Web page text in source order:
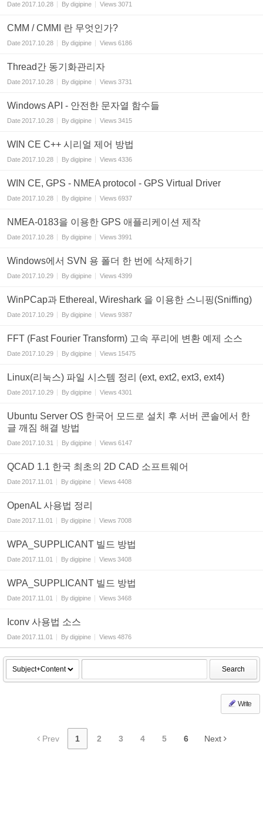
Date2017.10.28 Bydigipine Views 3071
CMM / CMMI 란 무엇인가?
Date2017.10.28 Bydigipine Views 6186
Thread간 동기화관리자
Date2017.10.28 Bydigipine Views 3731
Windows API - 안전한 문자열 함수들
Date2017.10.28 Bydigipine Views 3415
WIN CE C++ 시리얼 제어 방법
Date2017.10.28 Bydigipine Views 4336
WIN CE, GPS - NMEA protocol - GPS Virtual Driver
Date2017.10.28 Bydigipine Views 6937
NMEA-0183을 이용한 GPS 애플리케이션 제작
Date2017.10.28 Bydigipine Views 3991
Windows에서 SVN 용 폴더 한 번에 삭제하기
Date2017.10.29 Bydigipine Views 4399
WinPCap과 Ethereal, Wireshark 을 이용한 스니핑(Sniffing)
Date2017.10.29 Bydigipine Views 9387
FFT (Fast Fourier Transform) 고속 푸리에 변환 예제 소스
Date2017.10.29 Bydigipine Views 15475
Linux(리눅스) 파일 시스템 정리 (ext, ext2, ext3, ext4)
Date2017.10.29 Bydigipine Views 4301
Ubuntu Server OS 한국어 모드로 설치 후 서버 콘솔에서 한
글 깨짐 해결 방법
Date2017.10.31 Bydigipine Views 6147
QCAD 1.1 한국 최초의 2D CAD 소프트웨어
Date2017.11.01 Bydigipine Views 4408
OpenAL 사용법 정리
Date2017.11.01 Bydigipine Views 7008
WPA_SUPPLICANT 빌드 방법
Date2017.11.01 Bydigipine Views 3408
WPA_SUPPLICANT 빌드 방법
Date2017.11.01 Bydigipine Views 3468
Iconv 사용법 소스
Date2017.11.01 Bydigipine Views 4876
Search
Write
Prev 1 2 3 4 5 6 Next